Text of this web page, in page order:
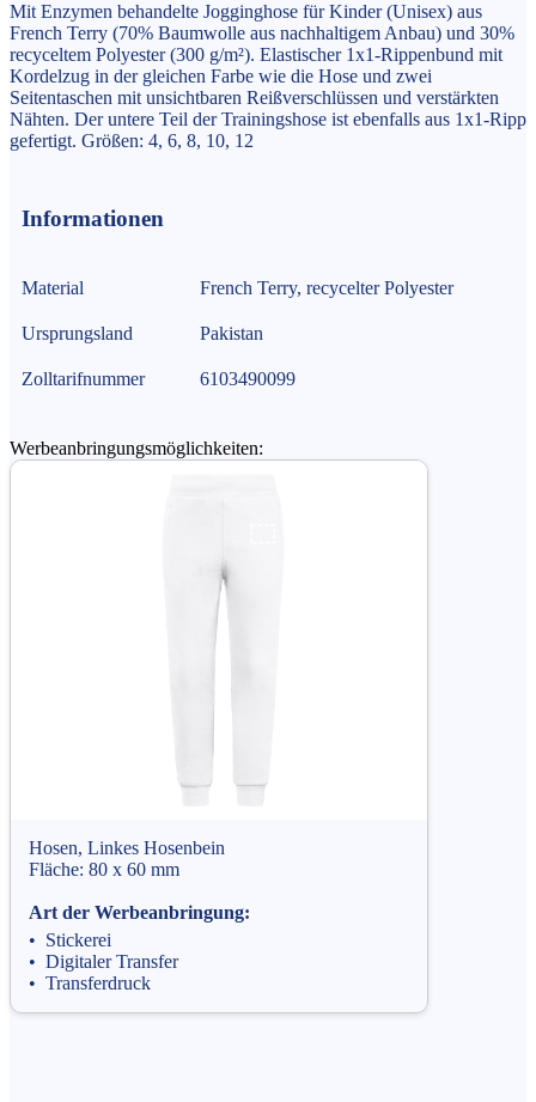
Mit Enzymen behandelte Jogginghose für Kinder (Unisex) aus
French Terry (70% Baumwolle aus nachhaltigem Anbau) und 30%
recyceltem Polyester (300 g/m²). Elastischer 1x1-Rippenbund mit
Kordelzug in der gleichen Farbe wie die Hose und zwei
Seitentaschen mit unsichtbaren Reißverschlüssen und verstärkten
Nähten. Der untere Teil der Trainingshose ist ebenfalls aus 1x1-Ripp
gefertigt. Größen: 4, 6, 8, 10, 12
Informationen
Material French Terry, recycelter Polyester
Ursprungsland Pakistan
Zolltarifnummer 6103490099
Werbeanbringungsmöglichkeiten:
Hosen, Linkes Hosenbein
Fläche: 80 x 60 mm
Art der Werbeanbringung:
• Stickerei
• Digitaler Transfer
• Transferdruck